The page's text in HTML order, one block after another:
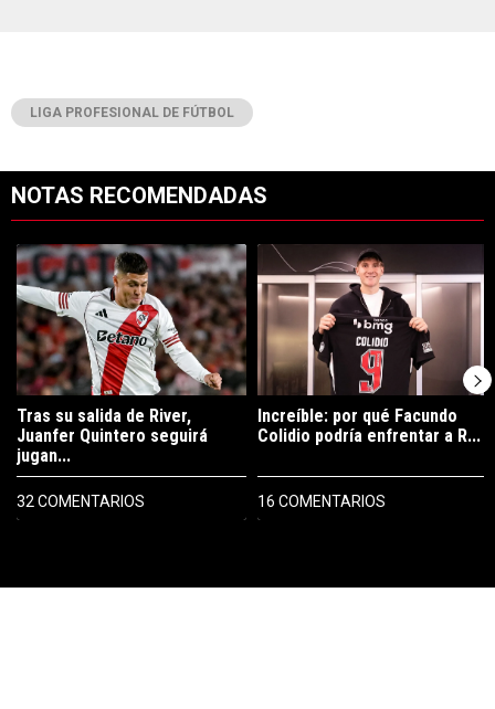
LIGA PROFESIONAL DE FÚTBOL
NOTAS RECOMENDADAS
Un artículo de tendencia con el título "Tras su salida de River,
Tras su salida de River,
Juanfer Quintero seguirá
jugan...
32 COMENTARIOS
Un artículo de tendencia con el
Increíble: por qué Facundo
Colidio podría enfrentar a R...
16 COMENTARIOS